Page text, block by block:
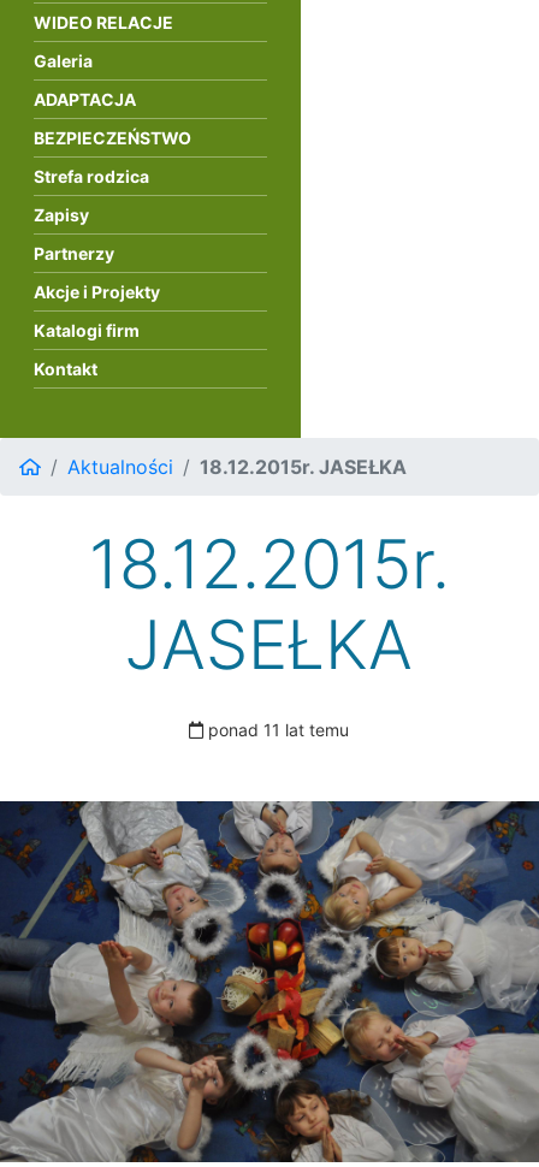
WIDEO RELACJE
Galeria
ADAPTACJA
BEZPIECZEŃSTWO
Strefa rodzica
Zapisy
Partnerzy
Akcje i Projekty
Katalogi firm
Kontakt
Aktualności 18.12.2015r. JASEŁKA
18.12.2015r.
JASEŁKA
ponad 11 lat temu